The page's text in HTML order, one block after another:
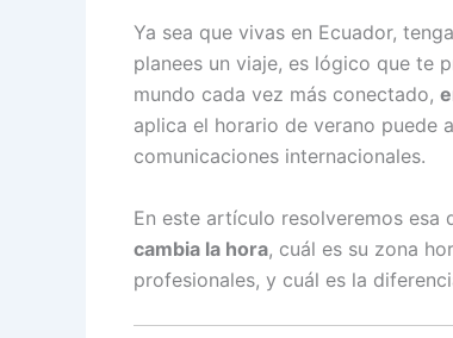
Ya sea que vivas en Ecuador,
planees un viaje, es lógico que te
mundo cada vez más conectado,
aplica el horario de verano puede
comunicaciones internacionales.
En este artículo resolveremos esa
cambia la hora, cuál es su zona
profesionales, y cuál es la